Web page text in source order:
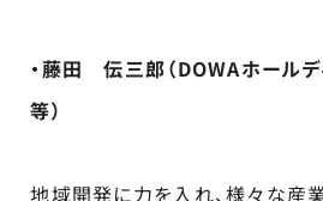
・藤田 伝三郎（DOWAホール
等）
地域開発に力を入れ、様々な産